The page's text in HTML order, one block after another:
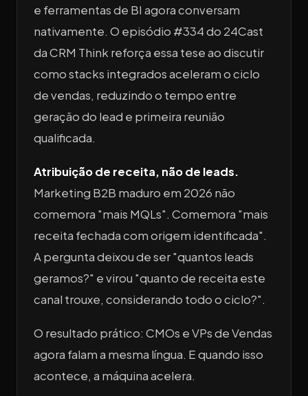
e ferramentas de BI agora conversam
nativamente. O episódio #334 do 24Cast
da CRM Think reforça essa tese ao discutir
como stacks integrados aceleram o ciclo
de vendas, reduzindo o tempo entre
geração do lead e primeira reunião
qualificada.
Atribuição de receita, não de leads.
Marketing B2B maduro em 2026 não
comemora "mais MQLs". Comemora "mais
receita fechada com origem identificada".
A pergunta deixou de ser "quantos leads
geramos?" e virou "quanto de receita este
canal trouxe, considerando todo o ciclo?".
O resultado prático: CMOs e VPs de Vendas
agora falam a mesma língua. E quando isso
acontece, a máquina acelera.